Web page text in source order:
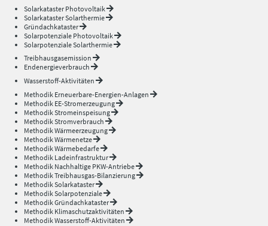
Solarkataster Photovoltaik
Solarkataster Solarthermie
Gründachkataster
Solarpotenziale Photovoltaik
Solarpotenziale Solarthermie
Treibhausgasemission
Endenergieverbrauch
Wasserstoff-Aktivitäten
Methodik Erneuerbare-Energien-Anlagen
Methodik EE-Stromerzeugung
Methodik Stromeinspeisung
Methodik Stromverbrauch
Methodik Wärmeerzeugung
Methodik Wärmenetze
Methodik Wärmebedarfe
Methodik Ladeinfrastruktur
Methodik Nachhaltige PKW-Antriebe
Methodik Treibhausgas-Bilanzierung
Methodik Solarkataster
Methodik Solarpotenziale
Methodik Gründachkataster
Methodik Klimaschutzaktivitäten
Methodik Wasserstoff-Aktivitäten